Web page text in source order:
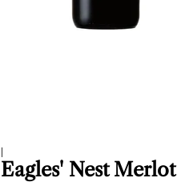
Eagles' Nest Merlot